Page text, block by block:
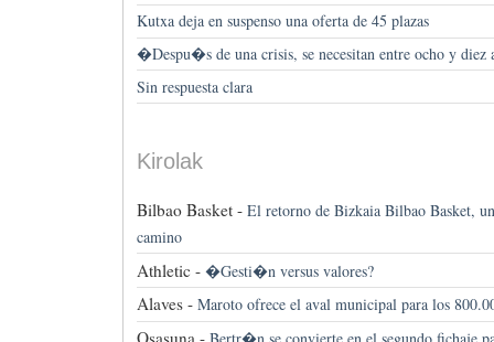
Kutxa deja en suspenso una oferta de 45 plazas
�Despu�s de una crisis, se necesitan entre ocho y
Sin respuesta clara
Kirolak
Bilbao Basket - El retorno de Bizkaia Bilbao Basket,
camino
Athletic - �Gesti�n versus valores?
Alaves - Maroto ofrece el aval municipal para los